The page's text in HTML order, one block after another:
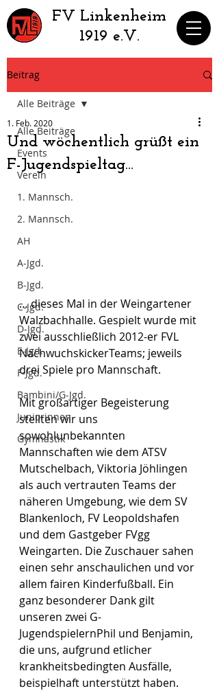
​FV Linkenheim
1919 e.V.
Beitrag
Alle Beiträge
Events
Verein
1. Mannsch.
2. Mannsch.
AH
A-Jgd.
B-Jgd.
C-Jgd.
D-Jgd.
E-Jgd.
F-Jgd.
Bambini/G-Jgd.
Juniorinnen
Gymnastik
Alle Beiträge
Und wöchentlich grüßt ein
F-Jugendspieltag…
1. Feb. 2020
… dieses Mal in der Weingartener
Walzbachhalle. Gespielt wurde mit
zwei ausschließlich 2012-er FVL
NachwuchskickerTeams; jeweils
drei Spiele pro Mannschaft.
Mit großartiger Begeisterung
stellten wir uns
sowohlunbekannten
Mannschaften wie dem ATSV
Mutschelbach, Viktoria Jöhlingen
als auch vertrauten Teams der
näheren Umgebung, wie dem SV
Blankenloch, FV Leopoldshafen
und dem Gastgeber FVgg
Weingarten. Die Zuschauer sahen
einen sehr anschaulichen und vor
allem fairen Kinderfußball. Ein
ganz besonderer Dank gilt
unseren zwei G-
JugendspielernPhil und Benjamin,
die uns, aufgrund etlicher
krankheitsbedingten Ausfälle,
beispielhaft unterstützt haben.